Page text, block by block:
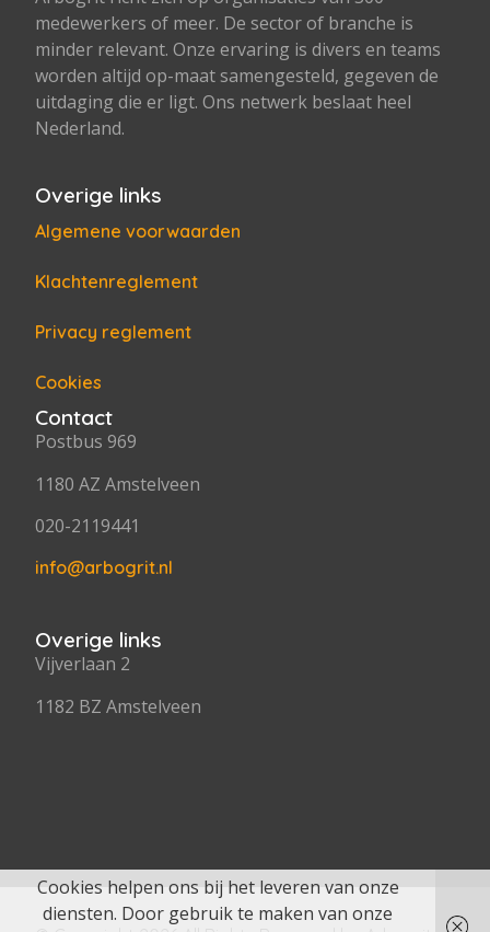
medewerkers of meer. De sector of branche is
minder relevant. Onze ervaring is divers en teams
worden altijd op-maat samengesteld, gegeven de
uitdaging die er ligt. Ons netwerk beslaat heel
Nederland.
Overige links
Algemene voorwaarden
Klachtenreglement
Privacy reglement
Cookies
Contact
Postbus 969
1180 AZ Amstelveen
020-2119441
info@arbogrit.nl
Overige links
Vijverlaan 2
1182 BZ Amstelveen
Cookies helpen ons bij het leveren van onze
diensten. Door gebruik te maken van onze